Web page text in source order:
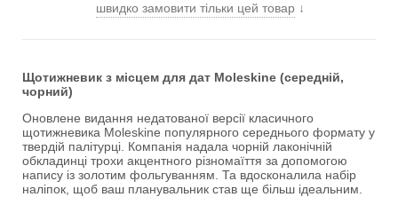
швидко замовити тільки цей товар↓
Щотижневик з місцем для дат Moleskine (середній,
чорний)
Оновлене видання недатованої версії класичного
щотижневика Moleskine популярного середнього формату у
твердій палітурці. Компанія надала чорній лаконічній
обкладинці трохи акцентного різномаїття за допомогою
напису із золотим фольгуванням. Та вдосконалила набір
наліпок, щоб ваш планувальник став ще більш ідеальним.